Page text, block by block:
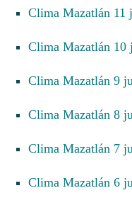
Clima Mazatlán
Clima Mazatlán
Clima Mazatlán 9
Clima Mazatlán 8
Clima Mazatlán 7
Clima Mazatlán 6